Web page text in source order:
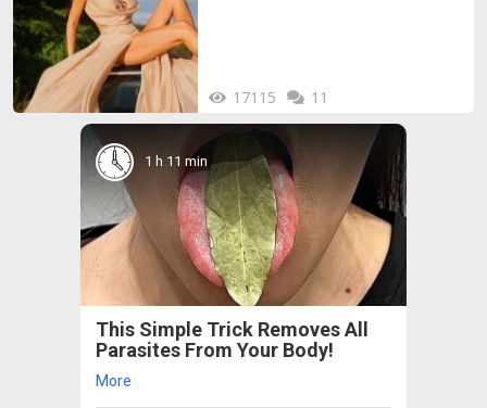
17115 11
1 h 11 min
This Simple Trick Removes All
Parasites From Your Body!
More